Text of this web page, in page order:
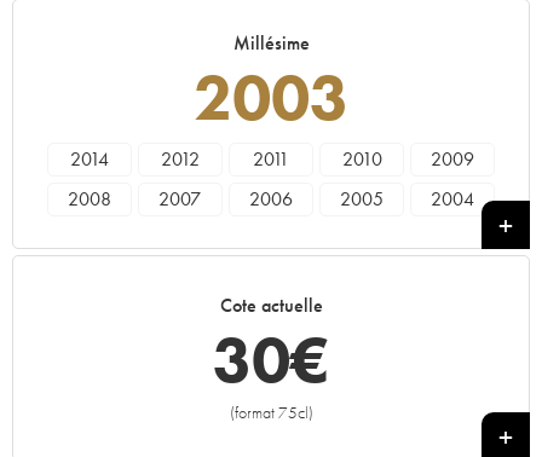
Millésime
2003
2014 2012 2011 2010
2009
2008
2007 2006 2005
2004
1991
1986
Cote actuelle
30€
(format 75cl)
+